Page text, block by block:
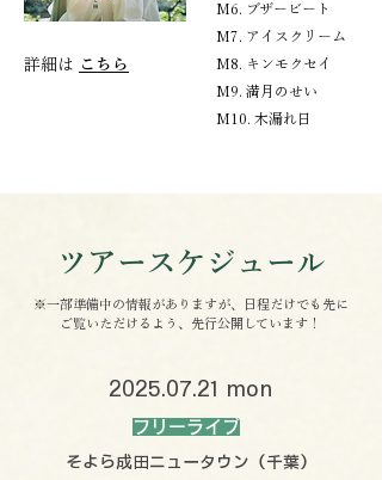
詳細は こちら
M6. ブザービート
M7. アイスクリーム
M8. キンモクセイ
M9. 満月のせい
M10. 木漏れ日
​ツアースケジュール
​※一部準備中の情報がありますが、日程だけでも先に
ご覧いただけるよう、先行公開しています！
2025.07.21 mon
フリーライブ
そよら成田ニュータウン（千葉）